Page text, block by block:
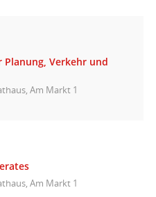
Planung, Verkehr und
Am Markt 1
Am Markt 1